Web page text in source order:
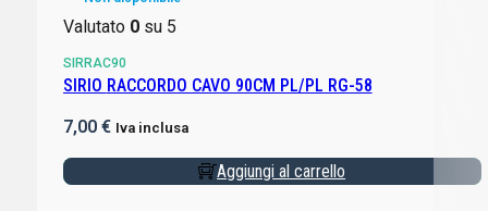
Valutato 0su 5
SIRRAC90
SIRIO RACCORDO CAVO 90CM PL/PL RG-58
7,00 € Iva inclusa
Aggiungi al carrello